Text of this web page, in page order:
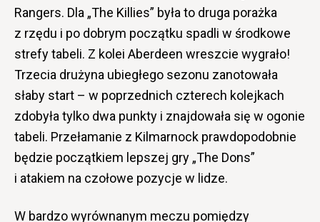
Rangers. Dla „The Killies” była to druga porażka
z rzędu i po dobrym początku spadli w środkowe
strefy tabeli. Z kolei Aberdeen wreszcie wygrało!
Trzecia drużyna ubiegłego sezonu zanotowała
słaby start – w poprzednich czterech kolejkach
zdobyła tylko dwa punkty i znajdowała się w ogonie
tabeli. Przełamanie z Kilmarnock prawdopodobnie
będzie początkiem lepszej gry „The Dons”
i atakiem na czołowe pozycje w lidze.
W bardzo wyrównanym meczu pomiędzy